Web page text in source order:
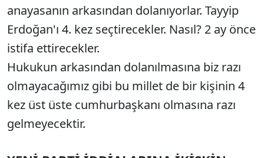
anayasanın arkasından dolanıyorlar. Tayyip
Erdoğan'ı 4. kez seçtirecekler. Nasıl? 2 ay önce
istifa ettirecekler.
Hukukun arkasından dolanılmasına biz razı
olmayacağımız gibi bu millet de bir kişinin 4
kez üst üste cumhurbaşkanı olmasına razı
gelmeyecektir.